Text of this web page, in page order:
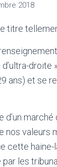
2018
titre
droite
ans) et se
d’un
nos valeurs
cette
les